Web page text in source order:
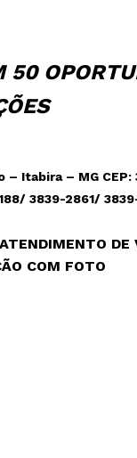
50
Itabira – MG CEP:
3839-2861/
DE
COM FOTO